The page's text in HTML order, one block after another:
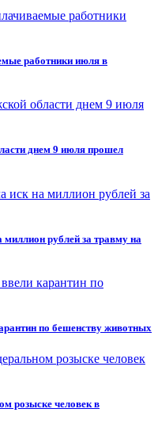
работники июля в
днем 9 июля прошел
рублей за травму на
по бешенству животных
розыске человек в